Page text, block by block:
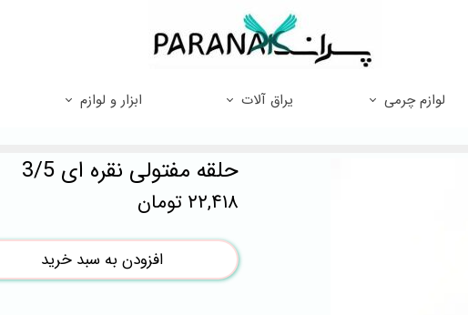
لوازم چرمی یراق آلات ابزار و لوازم
حلقه مفتولی نقره ای 3/5
۲۲,۴۱۸ تومان
افزودن به سبد خرید